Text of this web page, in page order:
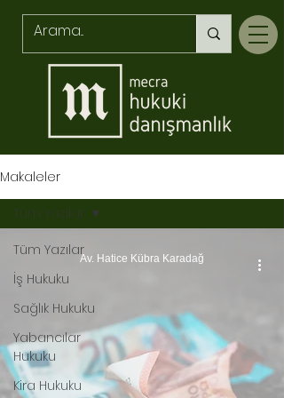
Makaleler
Tüm Yazılar
İş Hukuku
Sağlık Hukuku
Yabancılar
Hukuku
Kira Hukuku
Tüm Yazılar
Av. Hatice Kübra Karadağ